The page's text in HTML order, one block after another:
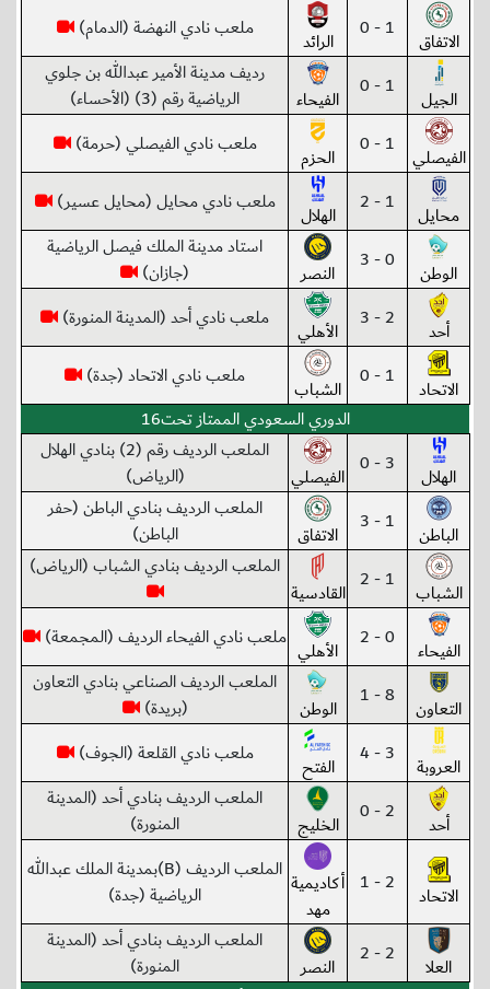
الاتفاق 1 - 0 الرائد ملعب نادي النهضة (الدمام)
الجيل 1 - 0 الفيحاء
رديف مدينة الأمير عبدالله بن جلوي
الرياضية رقم (3) (الأحساء)
الفيصلي 1 - 0 الحزم ملعب نادي الفيصلي (حرمة)
محايل 1 - 2 الهلال ملعب نادي محايل (محايل عسير)
الوطن 0 - 3 النصر
استاد مدينة الملك فيصل الرياضية
(جازان)
أحد 2 - 3 الأهلي ملعب نادي أحد (المدينة المنورة)
الاتحاد 1 - 0 الشباب
ملعب نادي الاتحاد (جدة)
الدوري السعودي الممتاز تحت16
الهلال 3 - 0 الفيصلي
الملعب الرديف رقم (2) بنادي الهلال
(الرياض)
الباطن 1 - 3 الاتفاق
الملعب الرديف بنادي الباطن (حفر
الباطن)
الشباب 1 - 2 القادسية
الملعب الرديف بنادي الشباب (الرياض)
الفيحاء 0 - 2 الأهلي ملعب نادي الفيحاء الرديف (المجمعة)
التعاون 8 - 1 الوطن
الملعب الرديف الصناعي بنادي التعاون
(بريدة)
العروبة 3 - 4 الفتح ملعب نادي القلعة (الجوف)
أحد 2 - 0 الخليج
الملعب الرديف بنادي أحد (المدينة
المنورة)
الاتحاد 2 - 1
أكاديمية
مهد
الملعب الرديف (B)بمدينة الملك عبدالله
الرياضية (جدة)
العلا 2 - 2 النصر
الملعب الرديف بنادي أحد (المدينة
المنورة)